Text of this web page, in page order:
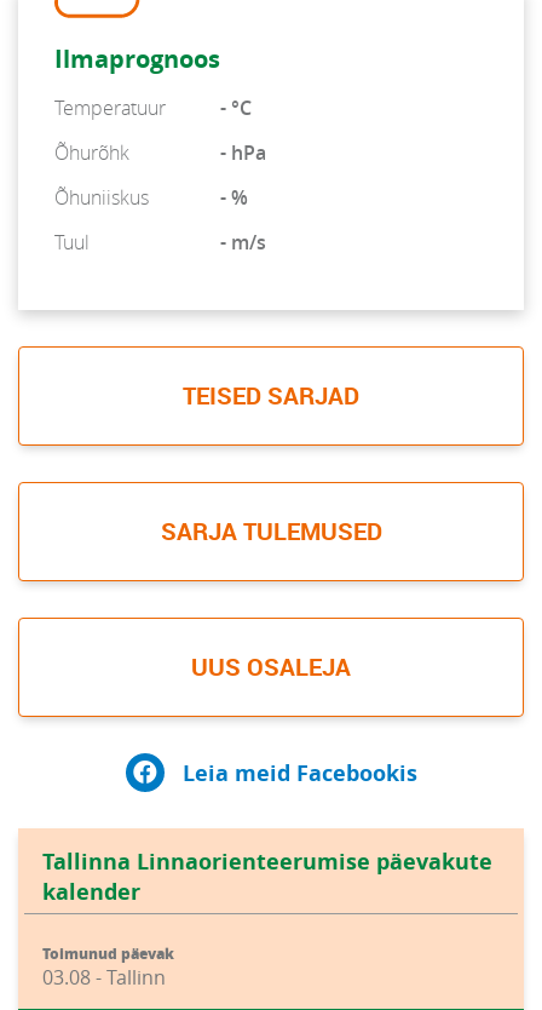
Ilmaprognoos
Temperatuur
- °C
Õhurõhk
- hPa
Õhuniiskus
- %
Tuul
- m/s
TEISED SARJAD
SARJA TULEMUSED
UUS OSALEJA
Leia meid Facebookis
Tallinna Linnaorienteerumise päevakute
kalender
Toimunud päevak
03.08 - Tallinn